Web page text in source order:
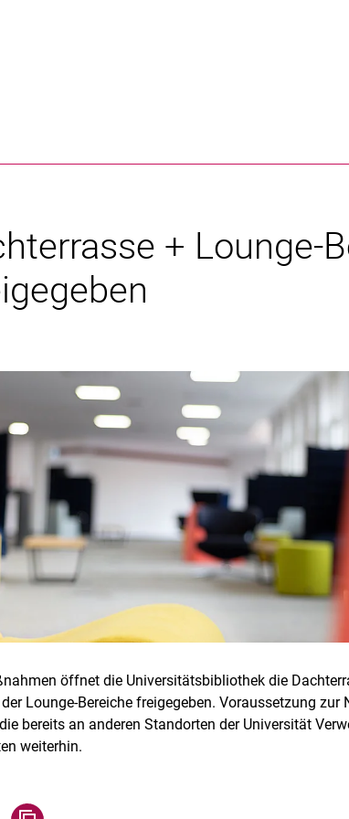
+ Lounge-
öffnet die Universitätsbibliothek die
Lounge-Bereiche freigegeben. Voraussetzung zur
bereits an anderen Standorten der Universität
weiterhin.
teilen
WhatsApp teilen (externer Link, öffnet neues Fenster)
Seite über Facebook teilen (externer Link, öffnet neues